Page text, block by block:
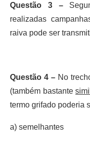
Questão 3 –
realizadas
raiva pode ser
Questão 4 – No
(também bastante
termo grifado poderia
a) semelhantes